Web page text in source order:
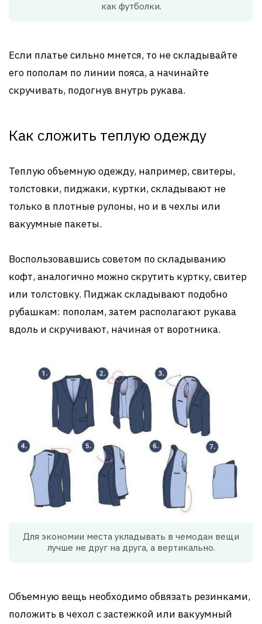
как футболки.
Если платье сильно мнется, то не складывайте
его пополам по линии пояса, а начинайте
скручивать, подогнув внутрь рукава.
Как сложить теплую одежду
Теплую объемную одежду, например, свитеры,
толстовки, пиджаки, куртки, складывают не
только в плотные рулоны, но и в чехлы или
вакуумные пакеты.
Воспользовавшись советом по складыванию
кофт, аналогично можно скрутить куртку, свитер
или толстовку. Пиджак складывают подобно
рубашкам: пополам, затем располагают рукава
вдоль и скручивают, начиная от воротника.
Для экономии места укладывать в чемодан вещи
лучше не друг на друга, а вертикально.
Объемную вещь необходимо обвязать резинками,
положить в чехол с застежкой или вакуумный